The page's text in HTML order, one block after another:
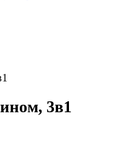
3в1